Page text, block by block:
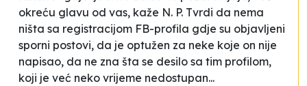
okreću glavu od vas, kaže N. P. Tvrdi da nema
ništa sa registracijom FB-profila gdje su objavljeni
sporni postovi, da je optužen za neke koje on nije
napisao, da ne zna šta se desilo sa tim profilom,
koji je već neko vrijeme nedostupan...